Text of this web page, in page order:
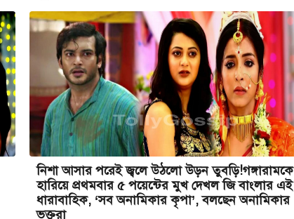
নিশা আসার পরেই জ্বলে উঠলো উড়ন তুবড়ি!গঙ্গারামকে
হারিয়ে প্রথমবার ৫ পয়েন্টের মুখ দেখল জি বাংলার এই
ধারাবাহিক, ‘সব অনামিকার কৃপা’, বলছেন অনামিকার
ভক্তরা